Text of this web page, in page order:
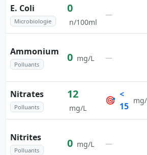
E. Coli
Microbiologie
0
n/100ml
—
Ammonium
Polluants
0 mg/L —
Nitrates
Polluants
12
mg/L
🎯
<
15
Nitrites
Polluants
0 mg/L —